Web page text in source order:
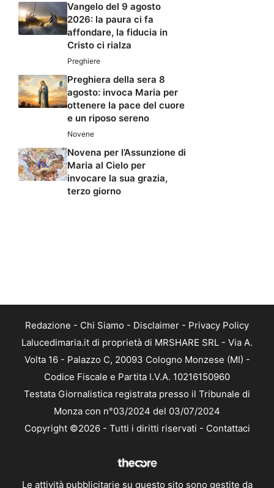
Vangelo del 9 agosto
2026: la paura ci fa
affondare, la fiducia in
Cristo ci rialza
Preghiere
Preghiera della sera 8
agosto: invoca Maria per
ottenere la pace del cuore
e un riposo sereno
Novene
Novena per l’Assunzione di
Maria al Cielo per
invocare la sua grazia,
terzo giorno
Redazione - Chi Siamo - Disclaimer - Privacy Policy
Lalucedimaria.it di proprietà di MRSHARE SRL - Via A.
Volta 16 - Palazzo C, 20093 Cologno Monzese (MI) -
Codice Fiscale e Partita I.V.A. 10216150960
Testata Giornalistica registrata presso il Tribunale di
Monza con n°03/2024 del 03/07/2024
Copyright ©2026 - Tutti i diritti riservati - Contattaci
Le attività pubblicitarie su questo sito sono gestite da